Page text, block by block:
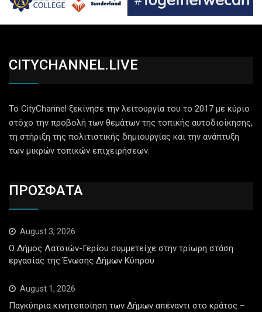
CITYCHANNEL.LIVE
Το CityChannel ξεκίνησε την λειτουργία του το 2017 με κύριο
στόχο την προβολή των θεμάτων της τοπικής αυτοδιοίκησης,
τη στήριξη της πολιτιστικής δημιουργίας και την ανάπτυξη
των μικρών τοπικών επιχειρήσεων.
ΠΡΟΣΦΑΤΑ
August 3, 2026
Ο Δήμος Λατσιών-Γερίου συμμετείχε στην τρίωρη στάση
εργασίας της Ένωσης Δήμων Κύπρου
August 1, 2026
Παγκύπρια κινητοποίηση των Δήμων απέναντι στο κράτος –